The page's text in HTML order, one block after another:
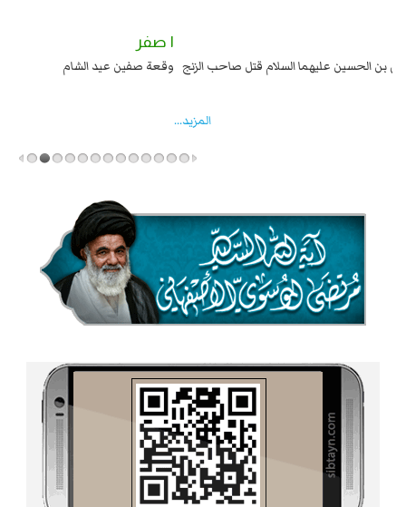
السبايا عند يزيد شهادة زيد بن علي بن الحسين عليهما السلام قتل صاحب الزنج